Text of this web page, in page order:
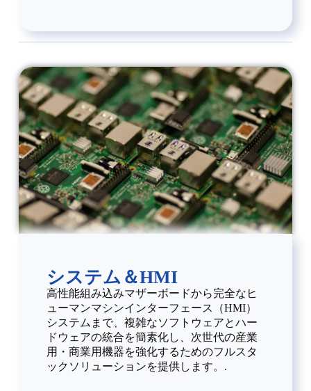
システム＆HMI
高性能組み込みマザーボードから完全なヒ
ューマンマシンインターフェース（HMI）
システムまで、複雑なソフトウェアとハー
ドウェアの統合を簡素化し、次世代の産業
用・商業用機器を強化するためのフルスタ
ックソリューションを提供します。.